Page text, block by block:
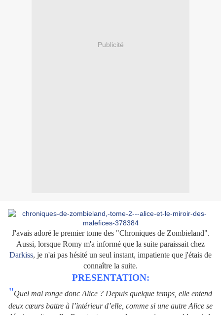
Publicité
J'avais adoré le premier tome des "Chroniques de Zombieland".
Aussi, lorsque Romy m'a informé que la suite paraissait chez
Darkiss, je n'ai pas hésité un seul instant, impatiente que j'étais de
connaître la suite.
PRESENTATION:
"Quel mal ronge donc Alice ? Depuis quelque temps, elle entend
deux cœurs battre à l’intérieur d’elle, comme si une autre Alice se